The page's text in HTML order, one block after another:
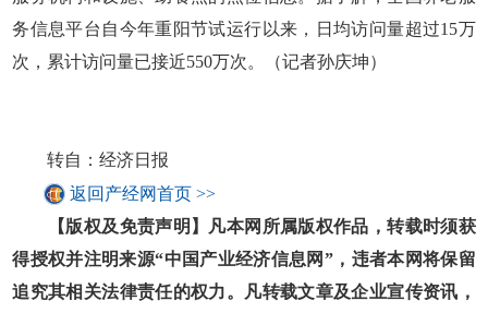
务信息平台自今年重阳节试运行以来，日均访问量超过15万
次，累计访问量已接近550万次。（记者孙庆坤）
转自：经济日报
返回产经网首页 >>
【版权及免责声明】凡本网所属版权作品，转载时须获
得授权并注明来源“中国产业经济信息网”，违者本网将保留
追究其相关法律责任的权力。凡转载文章及企业宣传资讯，